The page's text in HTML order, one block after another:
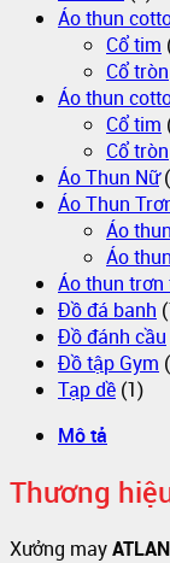
Áo thun
Cổ tim
Cổ tròn
Áo thun
Cổ tim
Cổ tròn
Áo Thun Nữ
Áo Thun
Áo
Áo
Áo thun trơn
Đồ đá banh
Đồ đánh cầu
Đồ tập Gym
Tạp dề (1)
Mô tả
Thương
Xưởng mayATLAN